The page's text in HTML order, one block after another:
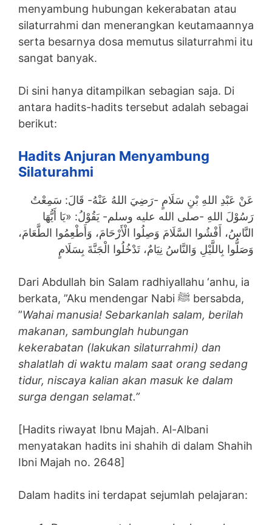
menyambung hubungan kekerabatan atau
silaturrahmi dan menerangkan keutamaannya
serta besarnya dosa memutus silaturrahmi itu
sangat banyak.
Di sini hanya ditampilkan sebagian saja. Di
antara hadits-hadits tersebut adalah sebagai
berikut:
Hadits Anjuran Menyambung
Silaturahmi
عَنْ عَبْدِ اللهِ بْنِ سَلَامٍ -رَضِيَ اللهُ عَنْهُ- قَالَ: سَمِعْتُ
رَسُوْلَ اللهِ -صلى الله عليه وسلم- يَقُوْلُ: «يَا أَيُّهَا
النَّاسُ، أَفْشُوا السَّلَامَ وَصِلُوا الْأَرْحَامَ، وَأَطْعِمُوا الطَّعَامَ،
وَصَلُّوا بِاللَّيْلِ وَالنَّاسُ نِيَامٌ، تَدْخُلُوا الْجَنَّةَ بِسَلَامٍ
Dari Abdullah bin Salam radhiyallahu ‘anhu, ia
berkata, ”Aku mendengar Nabi ﷺ bersabda,
”Wahai manusia! Sebarkanlah salam, berilah
makanan, sambunglah hubungan
kekerabatan (lakukan silaturrahmi) dan
shalatlah di waktu malam saat orang sedang
tidur, niscaya kalian akan masuk ke dalam
surga dengan selamat.”
[Hadits riwayat Ibnu Majah. Al-Albani
menyatakan hadits ini shahih di dalam Shahih
Ibni Majah no. 2648]
Dalam hadits ini terdapat sejumlah pelajaran: